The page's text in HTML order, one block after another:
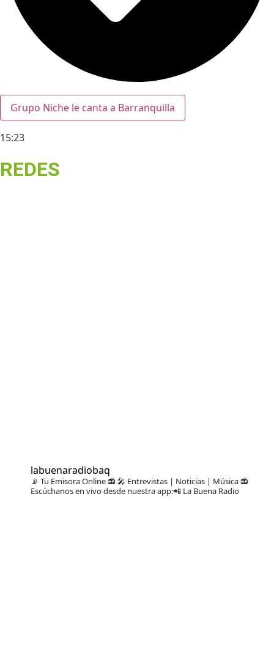
Grupo Niche le canta a Barranquilla
15:23
REDES
labuenaradiobaq
📡 Tu Emisora Online 📻🎤 Entrevistas | Noticias | Música📻
Escúchanos en vivo desde nuestra app:📲 La Buena Radio